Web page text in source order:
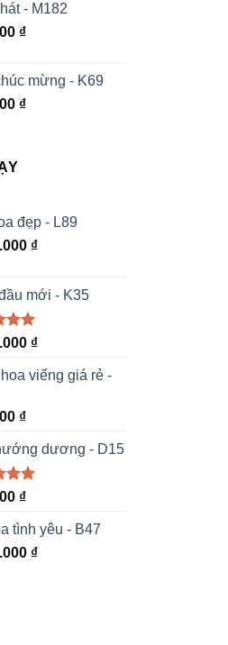
- M182
₫
mừng - K69
₫
đẹp - L89
₫
mới - K35
₫
viếng giá rẻ -
₫
dương - D15
₫
tình yêu - B47
₫